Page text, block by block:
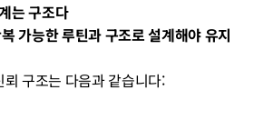
는 구조다
가능한 루틴과 구조로 설계해야 유지
구조는 다음과 같습니다: